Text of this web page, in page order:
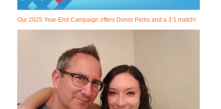
Our 2025 Year-End Campaign offers Donor Perks and a 3:1 match!